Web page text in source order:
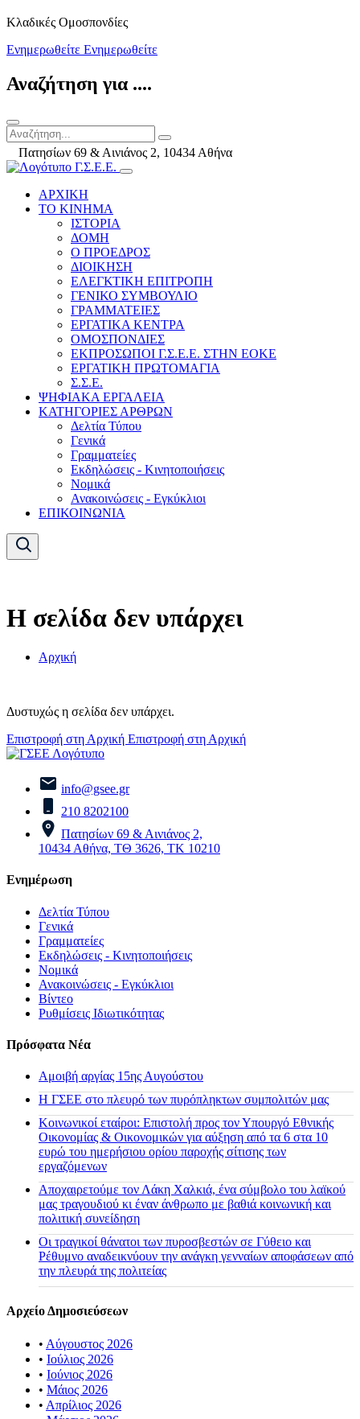
Kλαδικές Ομοσπονδίες
Ενημερωθείτε Ενημερωθείτε
Αναζήτηση για ....
Πατησίων 69 & Αινιάνος 2, 10434 Αθήνα
ΑΡΧΙΚΗ
ΤΟ ΚΙΝΗΜΑ
ΙΣΤΟΡΙΑ
ΔΟΜΗ
Ο ΠΡΟΕΔΡΟΣ
ΔΙΟΙΚΗΣΗ
ΕΛΕΓΚΤΙΚΗ ΕΠΙΤΡΟΠΗ
ΓΕΝΙΚΟ ΣΥΜΒΟΥΛΙΟ
ΓΡΑΜΜΑΤΕΙΕΣ
ΕΡΓΑΤΙΚΑ ΚΕΝΤΡΑ
ΟΜΟΣΠΟΝΔΙΕΣ
ΕΚΠΡΟΣΩΠΟΙ Γ.Σ.Ε.Ε. ΣΤΗΝ ΕΟΚΕ
ΕΡΓΑΤΙΚΗ ΠΡΩΤΟΜΑΓΙΑ
Σ.Σ.Ε.
ΨΗΦΙΑΚΑ ΕΡΓΑΛΕΙΑ
ΚΑΤΗΓΟΡΙΕΣ ΑΡΘΡΩΝ
Δελτία Τύπου
Γενικά
Γραμματείες
Εκδηλώσεις - Κινητοποιήσεις
Νομικά
Ανακοινώσεις - Εγκύκλιοι
ΕΠΙΚΟΙΝΩΝΙΑ
Η σελίδα δεν υπάρχει
Αρχική
Δυστυχώς η σελίδα δεν υπάρχει.
Επιστροφή στη Αρχική Επιστροφή στη Αρχική
info@gsee.gr
210 8202100
Πατησίων 69 & Αινιάνος 2,
10434 Αθήνα, ΤΘ 3626, ΤΚ 10210
Ενημέρωση
Δελτία Τύπου
Γενικά
Γραμματείες
Εκδηλώσεις - Κινητοποιήσεις
Νομικά
Ανακοινώσεις - Εγκύκλιοι
Βίντεο
Ρυθμίσεις Ιδιωτικότητας
Πρόσφατα Νέα
Αμοιβή αργίας 15ης Αυγούστου
H ΓΣΕΕ στο πλευρό των πυρόπληκτων συμπολιτών μας
Κοινωνικοί εταίροι: Επιστολή προς τον Υπουργό Εθνικής
Οικονομίας & Οικονομικών για αύξηση από τα 6 στα 10
ευρώ του ημερήσιου ορίου παροχής σίτισης των
εργαζόμενων
Αποχαιρετούμε τον Λάκη Χαλκιά, ένα σύμβολο του λαϊκού
μας τραγουδιού κι έναν άνθρωπο με βαθιά κοινωνική και
πολιτική συνείδηση
Οι τραγικοί θάνατοι των πυροσβεστών σε Γύθειο και
Ρέθυμνο αναδεικνύουν την ανάγκη γενναίων αποφάσεων από
την πλευρά της πολιτείας
Αρχείο Δημοσιεύσεων
• Αύγουστος 2026
• Ιούλιος 2026
• Ιούνιος 2026
• Μάιος 2026
• Απρίλιος 2026